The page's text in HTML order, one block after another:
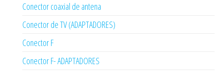
Conector coaxial de antena
Conector de TV (ADAPTADORES)
Conector F
Conector F- ADAPTADORES